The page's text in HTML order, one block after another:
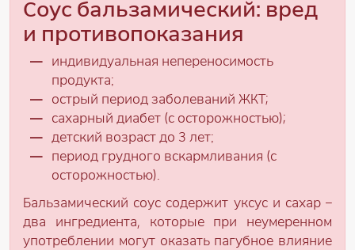
Соус бальзамический: вред
и противопоказания
индивидуальная непереносимость
продукта;
острый период заболеваний ЖКТ;
сахарный диабет (с осторожностью);
детский возраст до 3 лет;
период грудного вскармливания (с
осторожностью).
Бальзамический соус содержит уксус и сахар –
два ингредиента, которые при неумеренном
употреблении могут оказать пагубное влияние